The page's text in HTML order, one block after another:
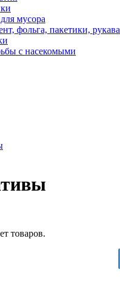
мусора
фольга, пакетики, рукава
с насекомыми
товаров.